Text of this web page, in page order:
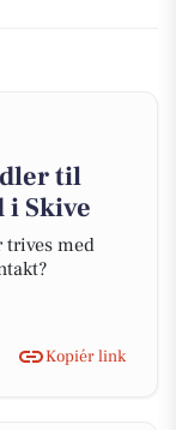
til
Skive
trives med
Kopiér link